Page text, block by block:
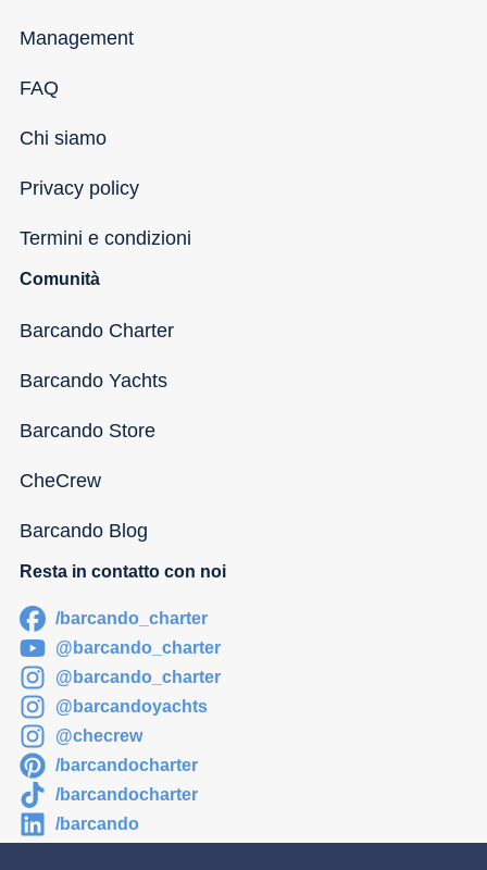
Management
FAQ
Chi siamo
Privacy policy
Termini e condizioni
Comunità
Barcando Charter
Barcando Yachts
Barcando Store
CheCrew
Barcando Blog
Resta in contatto con noi
/barcando_charter
@barcando_charter
@barcando_charter
@barcandoyachts
@checrew
/barcandocharter
/barcandocharter
/barcando